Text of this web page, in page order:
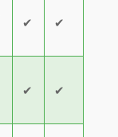
✔ ✔
✔ ✔